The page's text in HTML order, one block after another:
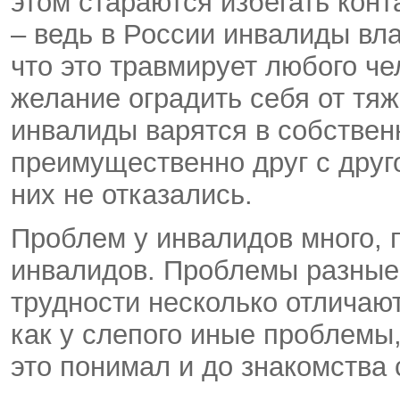
– ведь в России инвалиды
что это травмирует любого
желание оградить себя от
инвалиды варятся в
преимущественно друг с
них не отказались.
Проблем у инвалидов много,
инвалидов. Проблемы
трудности несколько
как у слепого иные
это понимал и до